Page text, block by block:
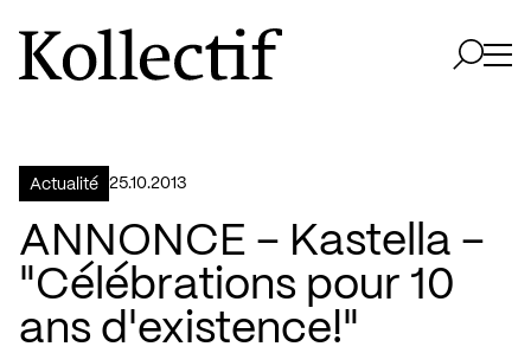
Aller à la page d'accueil
Logo Kollectif
Actualité 25.10.2013
ANNONCE – Kastella –
"Célébrations pour 10
ans d'existence!"